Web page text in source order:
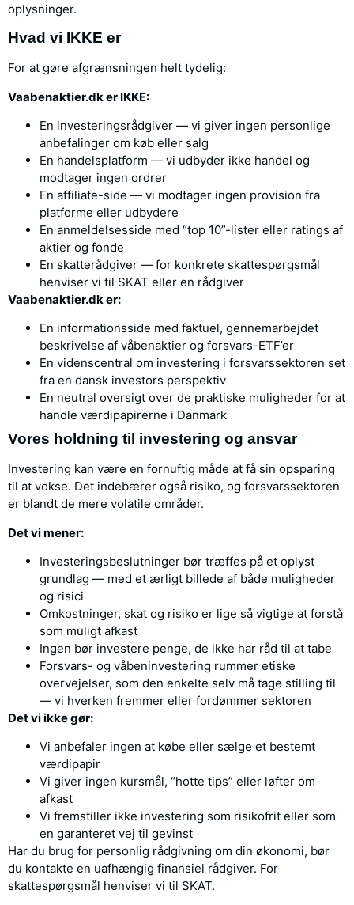
oplysninger.
Hvad vi IKKE er
For at gøre afgrænsningen helt tydelig:
Vaabenaktier.dk er IKKE:
En investeringsrådgiver — vi giver ingen personlige
anbefalinger om køb eller salg
En handelsplatform — vi udbyder ikke handel og
modtager ingen ordrer
En affiliate-side — vi modtager ingen provision fra
platforme eller udbydere
En anmeldelsesside med “top 10”-lister eller ratings af
aktier og fonde
En skatterådgiver — for konkrete skattespørgsmål
henviser vi til SKAT eller en rådgiver
Vaabenaktier.dk er:
En informationsside med faktuel, gennemarbejdet
beskrivelse af våbenaktier og forsvars-ETF’er
En videnscentral om investering i forsvarssektoren set
fra en dansk investors perspektiv
En neutral oversigt over de praktiske muligheder for at
handle værdipapirerne i Danmark
Vores holdning til investering og ansvar
Investering kan være en fornuftig måde at få sin opsparing
til at vokse. Det indebærer også risiko, og forsvarssektoren
er blandt de mere volatile områder.
Det vi mener:
Investeringsbeslutninger bør træffes på et oplyst
grundlag — med et ærligt billede af både muligheder
og risici
Omkostninger, skat og risiko er lige så vigtige at forstå
som muligt afkast
Ingen bør investere penge, de ikke har råd til at tabe
Forsvars- og våbeninvestering rummer etiske
overvejelser, som den enkelte selv må tage stilling til
— vi hverken fremmer eller fordømmer sektoren
Det vi ikke gør:
Vi anbefaler ingen at købe eller sælge et bestemt
værdipapir
Vi giver ingen kursmål, “hotte tips” eller løfter om
afkast
Vi fremstiller ikke investering som risikofrit eller som
en garanteret vej til gevinst
Har du brug for personlig rådgivning om din økonomi, bør
du kontakte en uafhængig finansiel rådgiver. For
skattespørgsmål henviser vi til SKAT.